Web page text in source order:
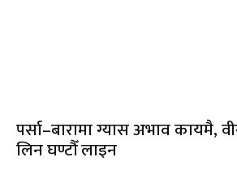
पर्सा–बारामा ग्यास अभाव कायमै,
लिन घण्टौँ लाइन